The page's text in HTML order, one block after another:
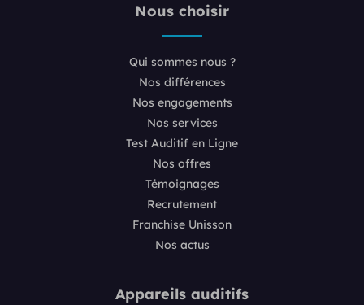
Nous choisir
Qui sommes nous ?
Nos différences
Nos engagements
Nos services
Test Auditif en Ligne
Nos offres
Témoignages
Recrutement
Franchise Unisson
Nos actus
Appareils auditifs